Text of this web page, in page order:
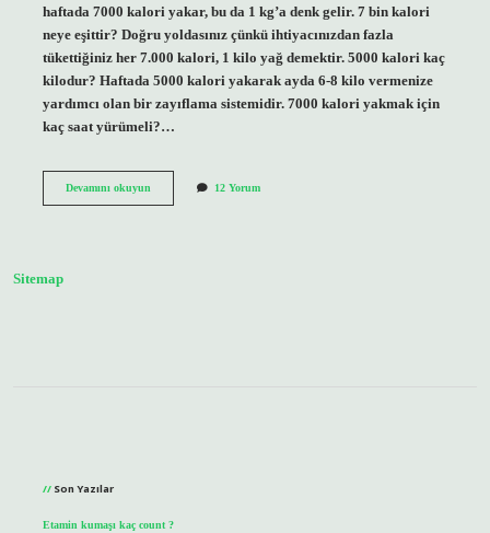
haftada 7000 kalori yakar, bu da 1 kg’a denk gelir. 7 bin kalori
neye eşittir? Doğru yoldasınız çünkü ihtiyacınızdan fazla
tükettiğiniz her 7.000 kalori, 1 kilo yağ demektir. 5000 kalori kaç
kilodur? Haftada 5000 kalori yakarak ayda 6-8 kilo vermenize
yardımcı olan bir zayıflama sistemidir. 7000 kalori yakmak için
kaç saat yürümeli?…
Devamını okuyun7
12 Yorum
Sitemap
Son Yazılar
Etamin kumaşı kaç count ?